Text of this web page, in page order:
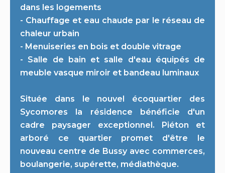
dans les logements
- Chauffage et eau chaude par le réseau de
chaleur urbain
- Menuiseries en bois et double vitrage
- Salle de bain et salle d'eau équipés de
meuble vasque miroir et bandeau luminaux
Située dans le nouvel écoquartier des
Sycomores la résidence bénéficie d'un
cadre paysager exceptionnel. Piéton et
arboré ce quartier promet d'être le
nouveau centre de Bussy avec commerces,
boulangerie, supérette, médiathèque.